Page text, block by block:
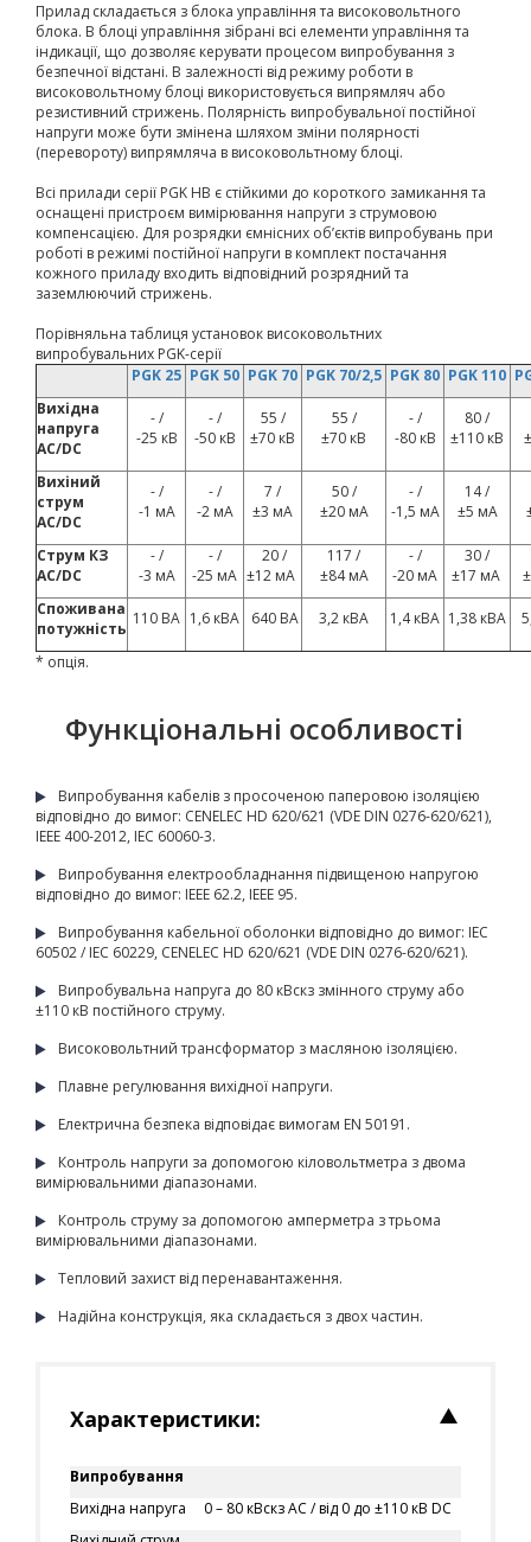
Прилад складається з блока управління та високовольтного
блока. В блоці управління зібрані всі елементи управління та
індикації, що дозволяє керувати процесом випробування з
безпечної відстані. В залежності від режиму роботи в
високовольтному блоці використовується випрямляч або
резистивний стрижень. Полярність випробувальної постійної
напруги може бути змінена шляхом зміни полярності
(перевороту) випрямляча в високовольтному блоці.
Всі прилади серії PGK HB є стійкими до короткого замикання та
оснащені пристроєм вимірювання напруги з струмовою
компенсацією. Для розрядки ємнісних об’єктів випробувань при
роботі в режимі постійної напруги в комплект постачання
кожного приладу входить відповідний розрядний та
заземлюючий стрижень.
Порівняльна таблиця установок високовольтних
випробувальних PGK-серії
PGK 25 PGK 50 PGK 70 PGK 70/2,5 PGK 80 PGK110
Вихідна
напруга
AC/DC
- /
-25 кВ
- /
-50 кВ
55 /
±70 кВ
55 /
±70 кВ
- /
-80 кВ
80 /
±110 кВ
Вихіний
струм
AC/DC
- /
-1 мА
- /
-2 мА
7 /
±3 мА
50 /
±20 мА
- /
-1,5 мА
14 /
±5 мА
Струм КЗ
AC/DC
- /
-3 мА
- /
-25 мА
20 /
±12 мА
117 /
±84 мА
- /
-20 мА
30 /
±17 мА
Споживана
потужність
110 ВА 1,6 кВА 640 ВА 3,2 кВА 1,4 кВА 1,38 кВА
* опція.
Функціональні особливості
Випробування кабелів з просоченою паперовою ізоляцією
відповідно до вимог: CENELEC HD 620/621 (VDE DIN 0276-620/621),
IEEE 400-2012, IEC 60060-3.
Випробування електрообладнання підвищеною напругою
відповідно до вимог: IEEE 62.2, IEEE 95.
Випробування кабельної оболонки відповідно до вимог: IEC
60502 / IEC 60229, CENELEC HD 620/621 (VDE DIN 0276-620/621).
Випробувальна напруга до 80 кВскз змінного струму або
±110 кВ постійного струму.
Високовольтний трансформатор з масляною ізоляцією.
Плавне регулювання вихідної напруги.
Електрична безпека відповідає вимогам EN 50191.
Контроль напруги за допомогою кіловольтметра з двома
вимірювальними діапазонами.
Контроль струму за допомогою амперметра з трьома
вимірювальними діапазонами.
Тепловий захист від перенавантаження.
Надійна конструкція, яка складається з двох частин.
Характеристики:
Випробування
Вихідна напруга
0 – 80 кВскзAC / від 0 до ±110 кВ DC